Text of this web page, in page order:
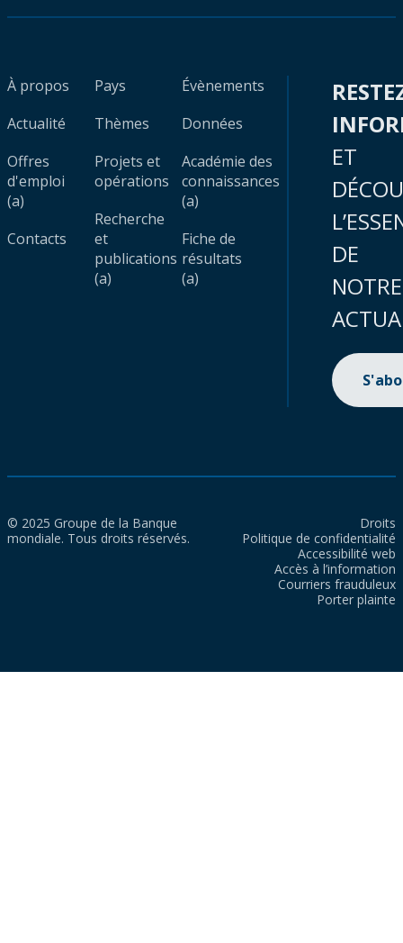
À propos
Actualité
Offres
d'emploi
(a)
Contacts
Pays
Thèmes
Projets et
opérations
Recherche
et
publications
(a)
Évènements
Données
Académie des
connaissances
(a)
Fiche de
résultats
(a)
ET
DE
NOTRE
© 2025 Groupe de la Banque
mondiale. Tous droits réservés.
Droits
Politique de confidentialité
Accessibilité web
Accès à l’information
Courriers frauduleux
Porter plainte